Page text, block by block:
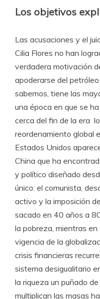
Los objetivos
Las acusaciones y el
Cilia Flores no han
verdadera motivación
apoderarse del
sabemos, tiene las
una época en que se
cerca del fin de la era
reordenamiento global
Estados Unidos
China que ha
y político diseñado
único: el comunista,
activo y la imposición
sacado en 40 años a
la pobreza, mientras
vigencia de la
crisis financieras
sistema desigualitario
la riqueza un puñado
multiplican las masas